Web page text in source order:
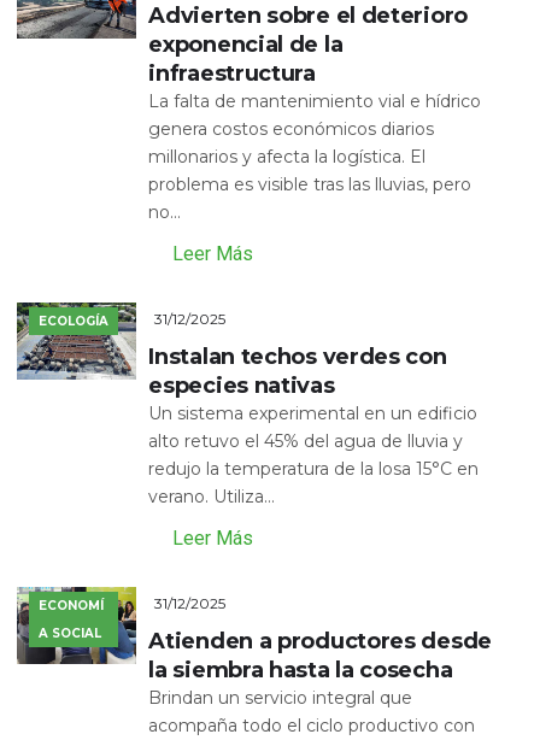
Advierten sobre el deterioro
exponencial de la
infraestructura
La falta de mantenimiento vial e hídrico
genera costos económicos diarios
millonarios y afecta la logística. El
problema es visible tras las lluvias, pero
no...
Leer Más
ECOLOGÍA 31/12/2025
Instalan techos verdes con
especies nativas
Un sistema experimental en un edificio
alto retuvo el 45% del agua de lluvia y
redujo la temperatura de la losa 15°C en
verano. Utiliza...
Leer Más
ECONOMÍ
A SOCIAL
31/12/2025
Atienden a productores desde
la siembra hasta la cosecha
Brindan un servicio integral que
acompaña todo el ciclo productivo con